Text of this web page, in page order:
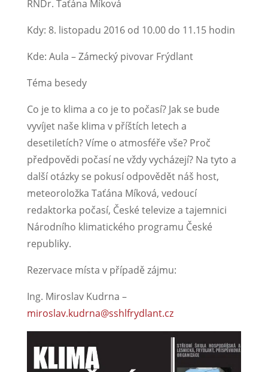
RNDr. Taťána Míková
Kdy: 8. listopadu 2016 od 10.00 do 11.15 hodin
Kde: Aula – Zámecký pivovar Frýdlant
Téma besedy
Co je to klima a co je to počasí? Jak se bude
vyvíjet naše klima v příštích letech a
desetiletích? Víme o atmosféře vše? Proč
předpovědi počasí ne vždy vycházejí? Na tyto a
další otázky se pokusí odpovědět náš host,
meteoroložka Taťána Míková, vedoucí
redaktorka počasí, České televize a tajemnici
Národního klimatického programu České
republiky.
Rezervace místa v případě zájmu:
Ing. Miroslav Kudrna –
miroslav.kudrna@sshlfrydlant.cz